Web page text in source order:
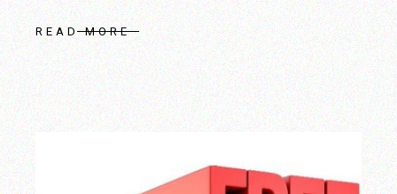
READ MORE